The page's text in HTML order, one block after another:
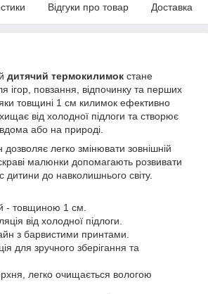
Відгуки про товар Доставка
дитячий термокилимок стане
ігор, повзання, відпочинку та перших
товщині 1 см килимок ефективно
від холодної підлоги та створює
або на природі.
дозволяє легко змінювати зовнішній
малюнки допомагають розвивати
дитини до навколишнього світу.
- товщиною 1 см.
від холодної підлоги.
з барвистими принтами.
для зручного зберігання та
легко очищається вологою